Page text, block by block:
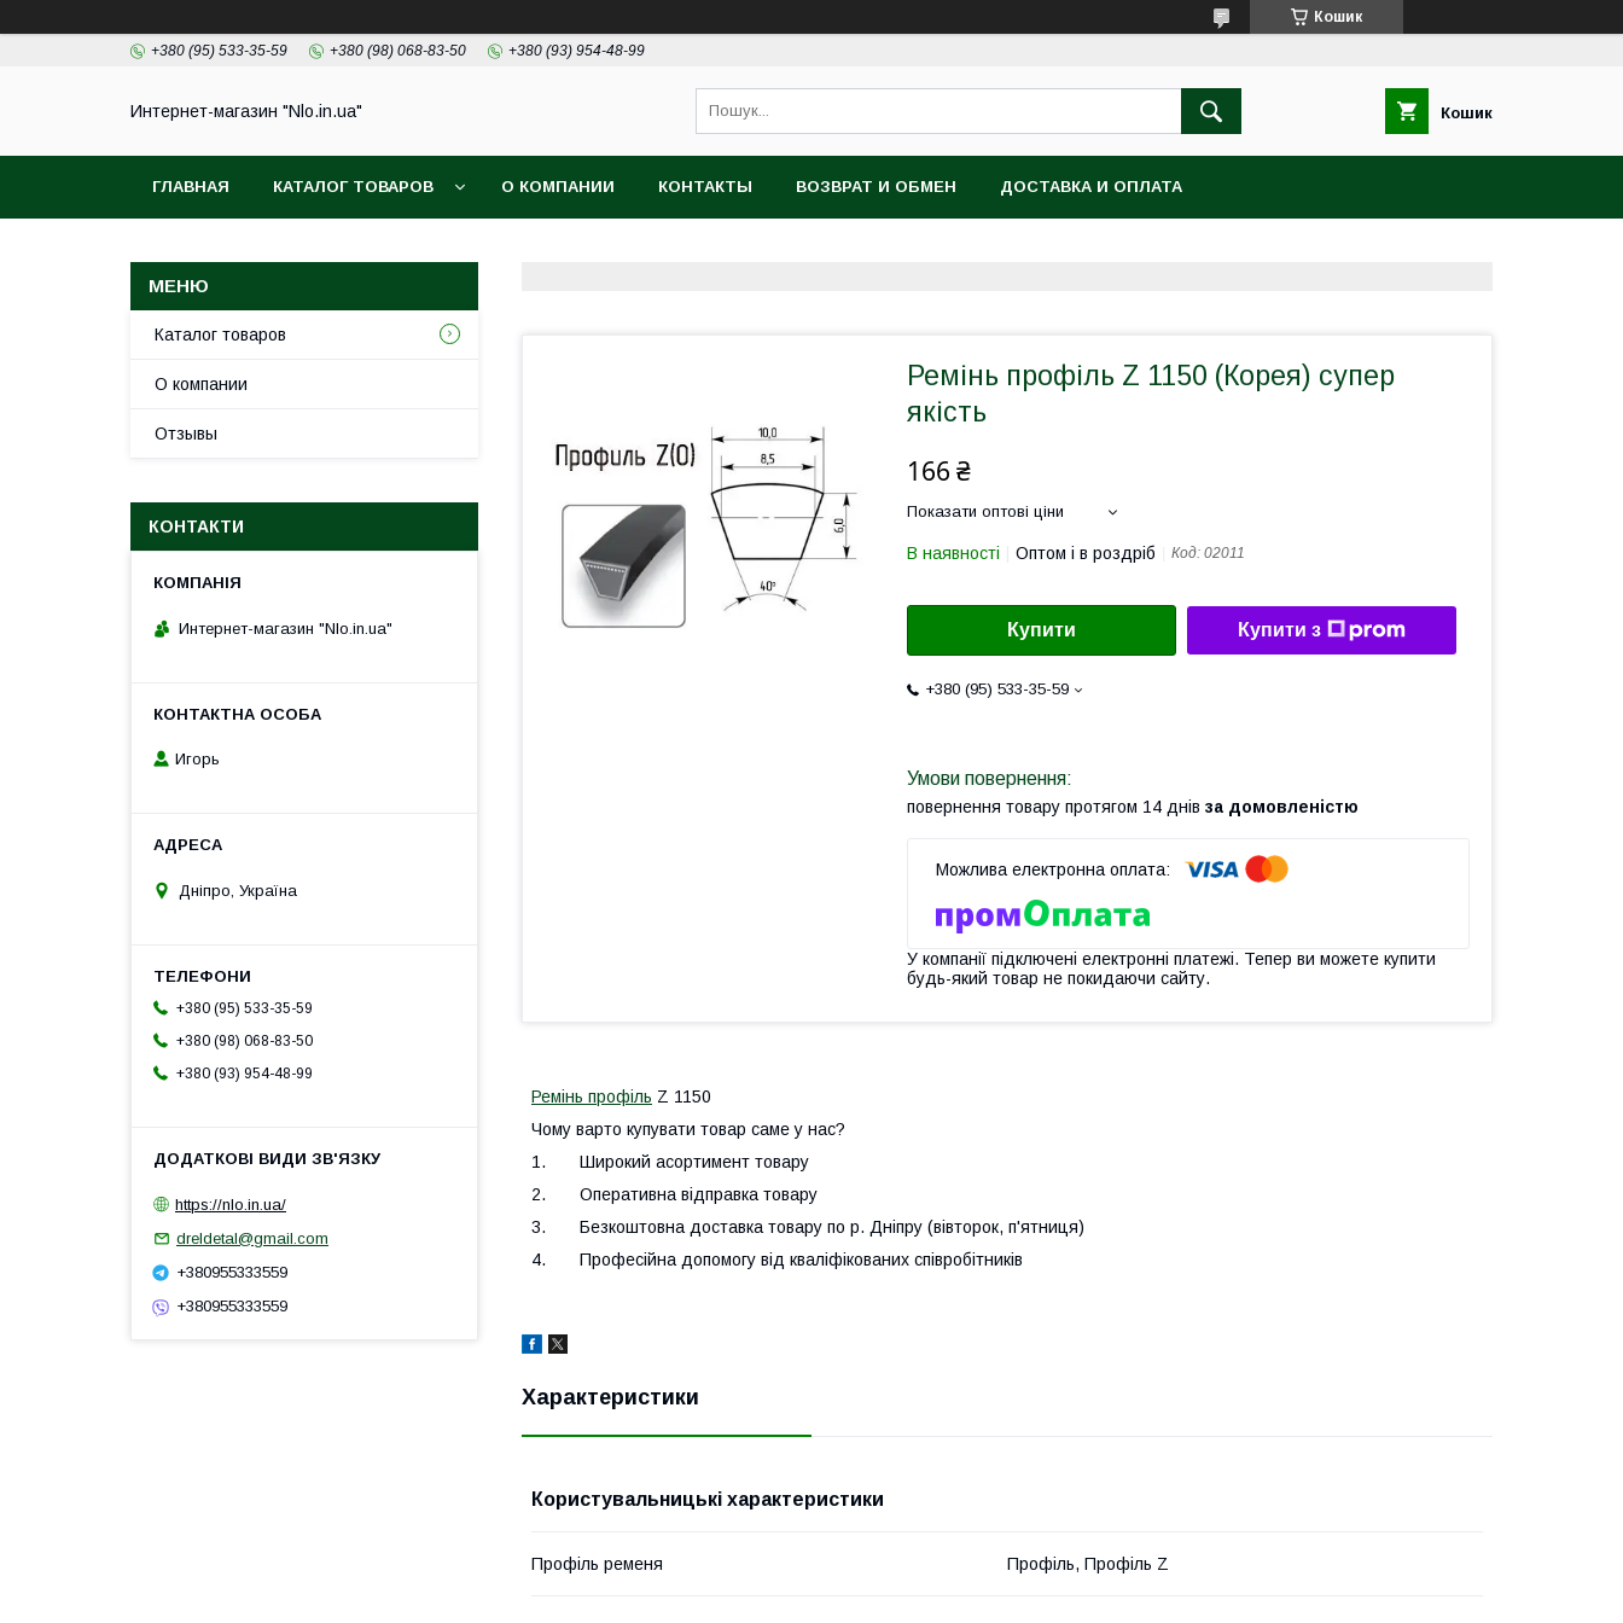
Кошик
+380 (95) 533-35-59 +380 (98) 068-83-50 +380 (93) 954-48-99
Интернет-магазин "Nlo.in.ua" Кошик
ГЛАВНАЯ КАТАЛОГ ТОВАРОВ О КОМПАНИИ КОНТАКТЫ ВОЗВРАТ И ОБМЕН ДОСТАВКА И ОПЛАТА
Ремінь профіль Z 1150 (Корея) супер
якість
166 ₴
Показати оптові ціни
В наявності Оптом і в роздріб Код: 02011
Купити Купити з
+380 (95) 533-35-59
повернення товару протягом 14 днів за домовленістю
У компанії підключені електронні платежі. Тепер ви можете купити
будь-який товар не покидаючи сайту.
Ремінь профіль Z 1150
Чому варто купувати товар саме у нас?
1.
Широкий асортимент товару
2.
Оперативна відправка товару
3.
Безкоштовна доставка товару по р. Дніпру (вівторок, п'ятниця)
4.
Професійна допомогу від кваліфікованих співробітників
Характеристики
Користувальницькі характеристики
Профіль ременя Профіль, Профіль Z
Каталог товаров
О компании
Отзывы
КОНТАКТИ
Интернет-магазин "Nlo.in.ua"
Игорь
Дніпро, Україна
+380 (95) 533-35-59
+380 (98) 068-83-50
+380 (93) 954-48-99
https://nlo.in.ua/
dreldetal@gmail.com
+380955333559
+380955333559